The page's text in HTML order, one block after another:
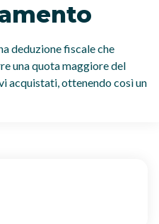
deduzione fiscale che
una quota maggiore del
acquistati, ottenendo così un